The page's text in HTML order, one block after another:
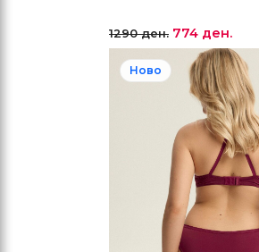
1290 ден. 774 ден.
Ново